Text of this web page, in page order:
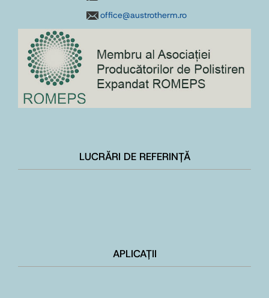
office@austrotherm.ro
LUCRĂRI DE REFERINȚĂ
APLICAȚII